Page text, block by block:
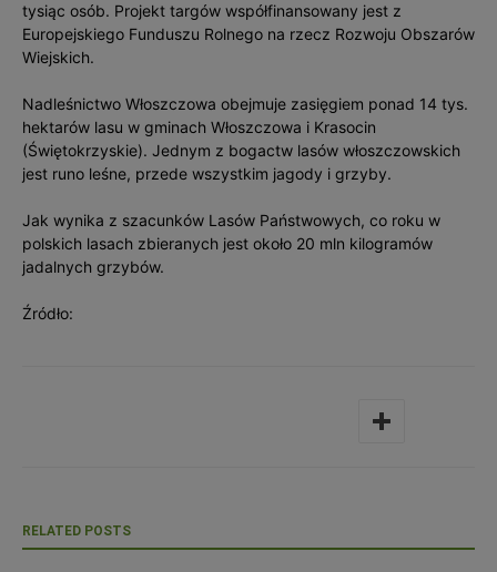
tysiąc osób. Projekt targów współfinansowany jest z
Europejskiego Funduszu Rolnego na rzecz Rozwoju Obszarów
Wiejskich.
Nadleśnictwo Włoszczowa obejmuje zasięgiem ponad 14 tys.
hektarów lasu w gminach Włoszczowa i Krasocin
(Świętokrzyskie). Jednym z bogactw lasów włoszczowskich
jest runo leśne, przede wszystkim jagody i grzyby.
Jak wynika z szacunków Lasów Państwowych, co roku w
polskich lasach zbieranych jest około 20 mln kilogramów
jadalnych grzybów.
Źródło:
RELATED POSTS